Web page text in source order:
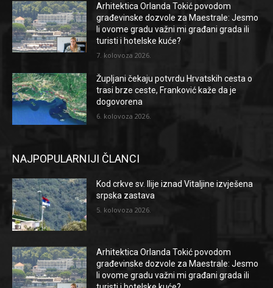
Arhitektica Orlanda Tokić povodom
građevinske dozvole za Maestrale: Jesmo
li ovome gradu važni mi građani grada ili
turisti i hotelske kuće?
7. kolovoza 2026.
Župljani čekaju potvrdu Hrvatskih cesta o
trasi brze ceste, Franković kaže da je
dogovorena
6. kolovoza 2026.
NAJPOPULARNIJI ČLANCI
Kod crkve sv. Ilije iznad Vitaljine izvješena
srpska zastava
5. kolovoza 2026.
Arhitektica Orlanda Tokić povodom
građevinske dozvole za Maestrale: Jesmo
li ovome gradu važni mi građani grada ili